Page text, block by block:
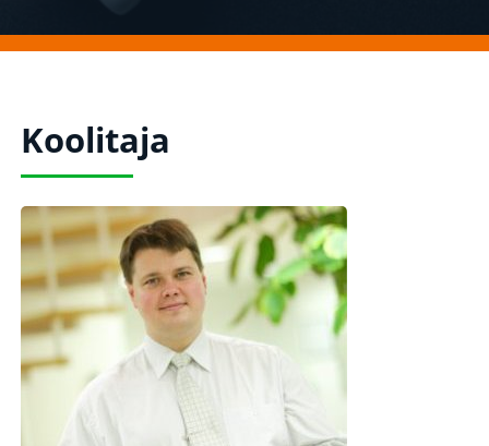
Koolitaja